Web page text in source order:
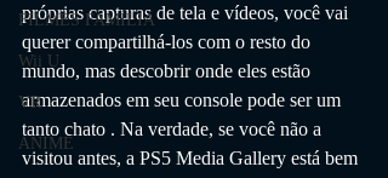
FILMES FAMÍLIA
Wii U
VR
ANIME
próprias capturas de tela e vídeos, você vai
querer compartilhá-los com o resto do
mundo, mas descobrir onde eles estão
armazenados em seu console pode ser um
tanto chato . Na verdade, se você não a
visitou antes, a PS5 Media Gallery está bem